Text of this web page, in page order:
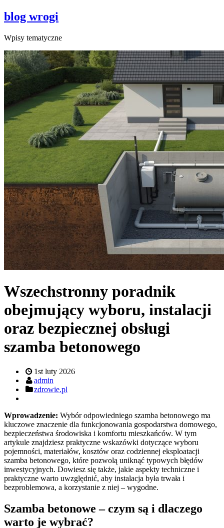
blog wrogi
Wpisy tematyczne
Wszechstronny poradnik
obejmujący wyboru, instalacji
oraz bezpiecznej obsługi
szamba betonowego
1st luty 2026
admin
zdrowie.pl
Wprowadzenie: Wybór odpowiedniego szamba betonowego ma
kluczowe znaczenie dla funkcjonowania gospodarstwa domowego,
bezpieczeństwa środowiska i komfortu mieszkańców. W tym
artykule znajdziesz praktyczne wskazówki dotyczące wyboru
pojemności, materiałów, kosztów oraz codziennej eksploatacji
szamba betonowego, które pozwolą uniknąć typowych błędów
inwestycyjnych. Dowiesz się także, jakie aspekty techniczne i
praktyczne warto uwzględnić, aby instalacja była trwała i
bezproblemowa, a korzystanie z niej – wygodne.
Szamba betonowe – czym są i dlaczego
warto je wybrać?